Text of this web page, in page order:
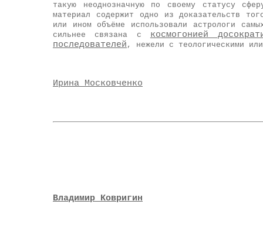
такую неоднозначную по своему статусу
материал содержит одно из доказательств
или ином объёме использовали астрологи
сильнее связана с космогонией
последователей , нежели с теологическими
Ирина Московченко
Владимир Ковригин